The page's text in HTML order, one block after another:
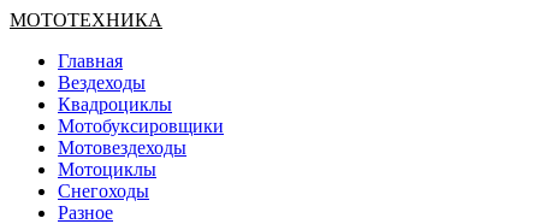
Основное
МОТОТЕХНИКА
Главная
Вездеходы
Квадроциклы
Мотобуксировщики
Мотовездеходы
Мотоциклы
Снегоходы
Разное